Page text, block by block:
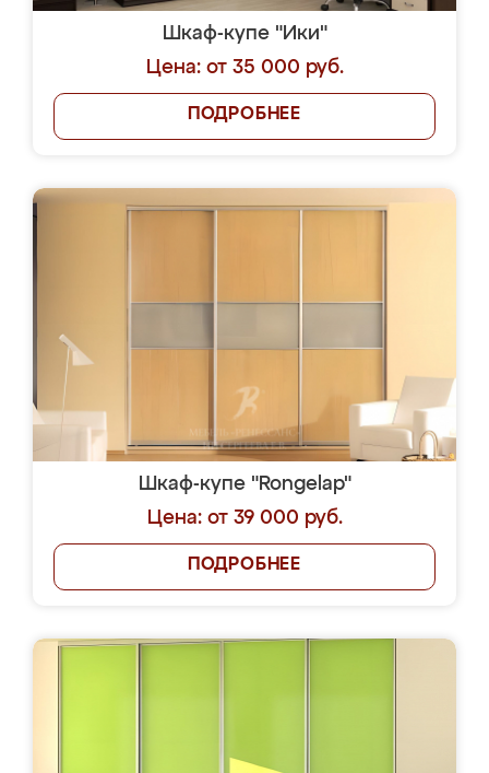
Шкаф-купе "Ики"
Цена: от 35 000 руб.
ПОДРОБНЕЕ
Шкаф-купе "Rongelap"
Цена: от 39 000 руб.
ПОДРОБНЕЕ